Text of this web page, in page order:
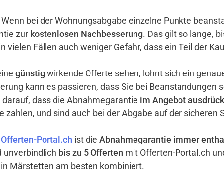
Wenn bei der Wohnungsabgabe einzelne Punkte
zur kostenlosen Nachbesserung. Das gilt so lange,
vielen Fällen auch weniger Gefahr, dass ein Teil der
günstig wirkende Offerte sehen, lohnt sich ein
kann es passieren, dass Sie bei
dass die Abnahmegarantie im Angebot
zahlen, und sind auch bei der Abgabe auf der sicheren
Offerten-Portal.ch ist die Abnahmegarantie immer
unverbindlich bis zu 5 Offerten mit Offerten-Portal.ch
Märstetten am besten kombiniert.